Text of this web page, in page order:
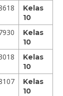
Kelas
10
Kelas
10
Kelas
10
Kelas
10